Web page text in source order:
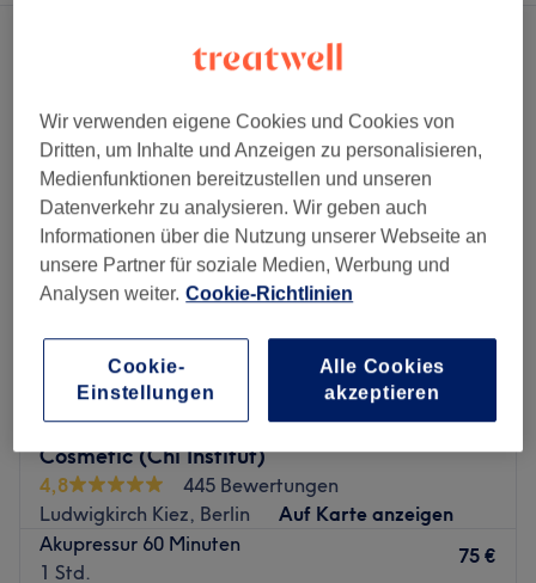
akupressur in der Nähe von Bayerischer Platz, Berlin
Traditionelle chinesische Akupressur und
Cosmetic (Chi Institut)
4,8
445 Bewertungen
Ludwigkirch Kiez, Berlin
Auf Karte anzeigen
Akupressur 60 Minuten
1 Std.
75 €
Wir verwenden eigene Cookies und Cookies von
Dritten, um Inhalte und Anzeigen zu personalisieren,
Medienfunktionen bereitzustellen und unseren
Datenverkehr zu analysieren. Wir geben auch
Informationen über die Nutzung unserer Webseite an
unsere Partner für soziale Medien, Werbung und
Analysen weiter. Cookie-Richtlinien
Cookie-
Einstellungen
Alle Cookies
akzeptieren